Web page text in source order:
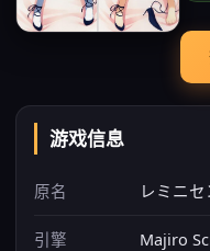
游戏信息
原名 レミニ
引擎 Majiro